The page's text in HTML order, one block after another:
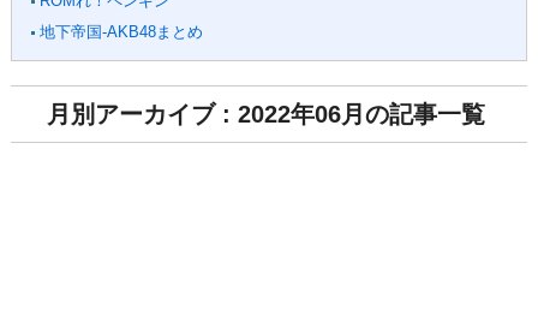
地下帝国-AKB48まとめ
月別アーカイブ : 2022年06月の記事一覧